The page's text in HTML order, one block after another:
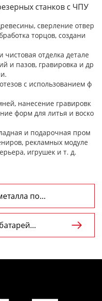
станков с ЧПУ
сверление отвер
торцов, создани
и чистовая отделка детале
и пазов, гравировка и др
с использованием ф
нанесение гравировк
форм для литья и воско
и подарочная пром
рекламных модуле
игрушек и т. д.
по
